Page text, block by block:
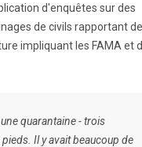
d'enquêtes sur des
de civils rapportant
impliquant les FAMA et
quarantaine - trois
Il y avait beaucoup de